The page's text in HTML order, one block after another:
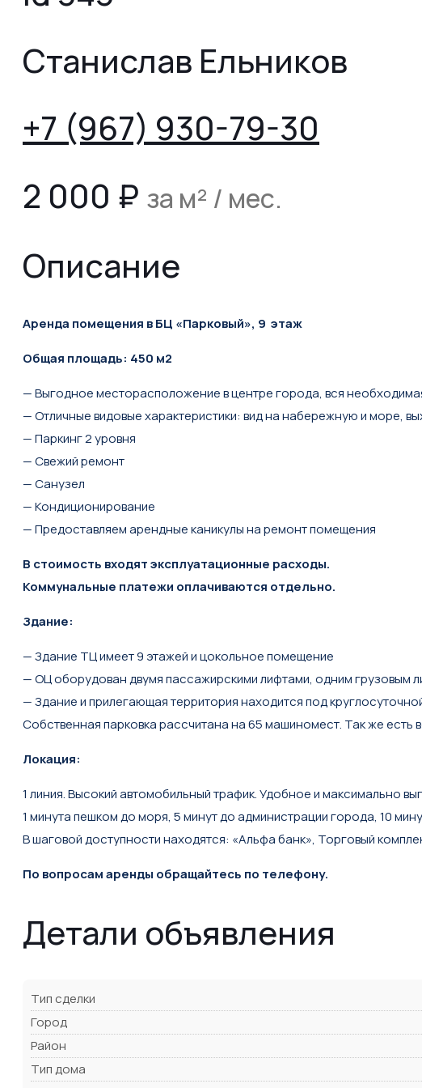
Станислав Ельников
+7 (967) 930-79-30
2 000 ₽ за м² / мес.
Описание
Аренда помещения в БЦ «Парковый», 9 этаж
Общая площадь: 450 м2
— Выгодное месторасположение в центре города, вся
— Отличные видовые характеристики: вид на набережную и море,
— Паркинг 2 уровня
— Свежий ремонт
— Санузел
— Кондиционирование
— Предоставляем арендные каникулы на ремонт помещения
В стоимость входят эксплуатационные расходы.
Коммунальные платежи оплачиваются отдельно.
Здание:
— Здание ТЦ имеет 9 этажей и цокольное помещение
— ОЦ оборудован двумя пассажирскими лифтами, одним грузовым
— Здание и прилегающая территория находится под
Собственная парковка рассчитана на 65 машиномест. Так же есть
Локация:
1 линия. Высокий автомобильный трафик. Удобное и максимально
1 минута пешком до моря, 5 минут до администрации города, 10
В шаговой доступности находятся: «Альфа банк», Торговый
По вопросам аренды обращайтесь по телефону.
Детали объявления
Тип сделки
Город
Район
Тип дома